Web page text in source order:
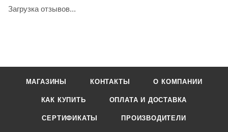
Загрузка отзывов...
МАГАЗИНЫ КОНТАКТЫ О КОМПАНИИ
КАК КУПИТЬ ОПЛАТА И ДОСТАВКА
СЕРТИФИКАТЫ ПРОИЗВОДИТЕЛИ